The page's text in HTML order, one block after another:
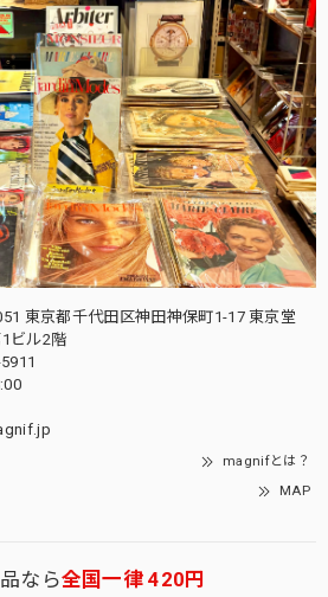
東京都千代田区神田神保町1-17 東京堂
ビル2階
magnifとは？
MAP
なら全国一律 420円